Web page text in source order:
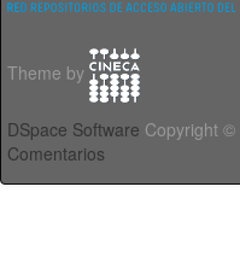
Theme by
DSpace Software Copyright
Comentarios